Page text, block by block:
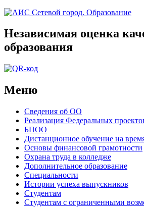
Независимая оценка
образования
Меню
Сведения об ОО
Реализация Федеральных
БПОО
Дистанционное обучение на
Основы финансовой грамотности
Охрана труда в колледже
Дополнительное образование
Специальности
Истории успеха выпускников
Студентам
Студентам с ограниченными